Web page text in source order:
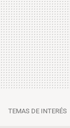
TEMAS DE INTERÉS